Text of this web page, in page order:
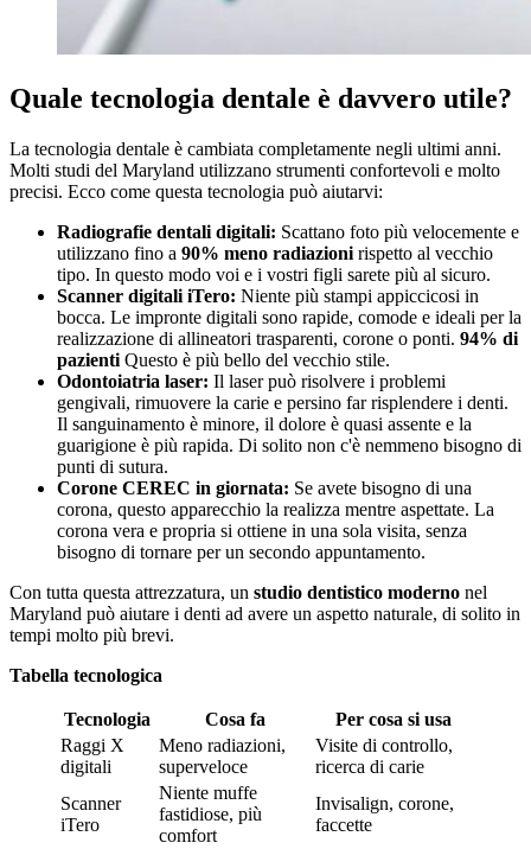
Quale tecnologia dentale è davvero utile?
La tecnologia dentale è cambiata completamente negli ultimi anni.
Molti studi del Maryland utilizzano strumenti confortevoli e molto
precisi. Ecco come questa tecnologia può aiutarvi:
Radiografie dentali digitali: Scattano foto più velocemente e
utilizzano fino a 90% meno radiazioni rispetto al vecchio
tipo. In questo modo voi e i vostri figli sarete più al sicuro.
Scanner digitali iTero: Niente più stampi appiccicosi in
bocca. Le impronte digitali sono rapide, comode e ideali per la
realizzazione di allineatori trasparenti, corone o ponti. 94% di
pazienti Questo è più bello del vecchio stile.
Odontoiatria laser: Il laser può risolvere i problemi
gengivali, rimuovere la carie e persino far risplendere i denti.
Il sanguinamento è minore, il dolore è quasi assente e la
guarigione è più rapida. Di solito non c'è nemmeno bisogno di
punti di sutura.
Corone CEREC in giornata: Se avete bisogno di una
corona, questo apparecchio la realizza mentre aspettate. La
corona vera e propria si ottiene in una sola visita, senza
bisogno di tornare per un secondo appuntamento.
Con tutta questa attrezzatura, un studio dentistico moderno nel
Maryland può aiutare i denti ad avere un aspetto naturale, di solito in
tempi molto più brevi.
Tabella tecnologica
Tecnologia Cosa fa
Per cosa si usa
Raggi X
digitali
Meno radiazioni,
superveloce
Visite di controllo,
ricerca di carie
Scanner
iTero
Niente muffe
fastidiose, più
comfort
Invisalign, corone,
faccette